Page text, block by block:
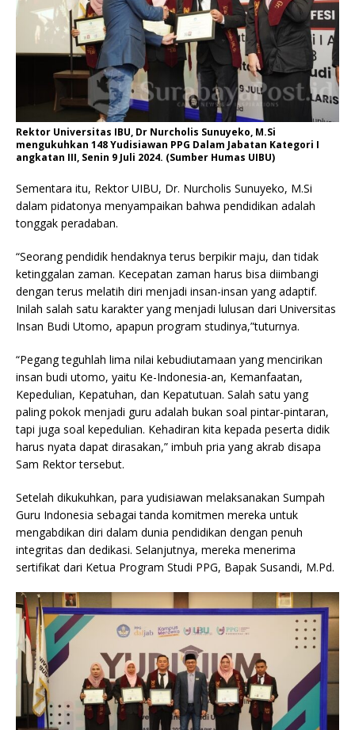
Rektor Universitas IBU, Dr Nurcholis Sunuyeko, M.Si
mengukuhkan 148 Yudisiawan PPG Dalam Jabatan Kategori I
angkatan III, Senin 9 Juli 2024. (Sumber Humas UIBU)
Sementara itu, Rektor UIBU, Dr. Nurcholis Sunuyeko, M.Si
dalam pidatonya menyampaikan bahwa pendidikan adalah
tonggak peradaban.
“Seorang pendidik hendaknya terus berpikir maju, dan tidak
ketinggalan zaman. Kecepatan zaman harus bisa diimbangi
dengan terus melatih diri menjadi insan-insan yang adaptif.
Inilah salah satu karakter yang menjadi lulusan dari Universitas
Insan Budi Utomo, apapun program studinya,”tuturnya.
“Pegang teguhlah lima nilai kebudiutamaan yang mencirikan
insan budi utomo, yaitu Ke-Indonesia-an, Kemanfaatan,
Kepedulian, Kepatuhan, dan Kepatutuan. Salah satu yang
paling pokok menjadi guru adalah bukan soal pintar-pintaran,
tapi juga soal kepedulian. Kehadiran kita kepada peserta didik
harus nyata dapat dirasakan,” imbuh pria yang akrab disapa
Sam Rektor tersebut.
Setelah dikukuhkan, para yudisiawan melaksanakan Sumpah
Guru Indonesia sebagai tanda komitmen mereka untuk
mengabdikan diri dalam dunia pendidikan dengan penuh
integritas dan dedikasi. Selanjutnya, mereka menerima
sertifikat dari Ketua Program Studi PPG, Bapak Susandi, M.Pd.